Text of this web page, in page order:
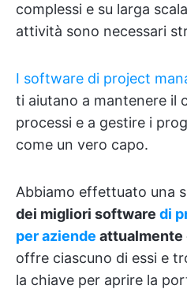
complessi e su larga
attività sono necessari
I software di project
ti aiutano a mantenere il
processi e a gestire i
come un vero capo.
Abbiamo effettuato una
dei migliori software di
per aziende attualmente
offre ciascuno di essi e
la chiave per aprire la